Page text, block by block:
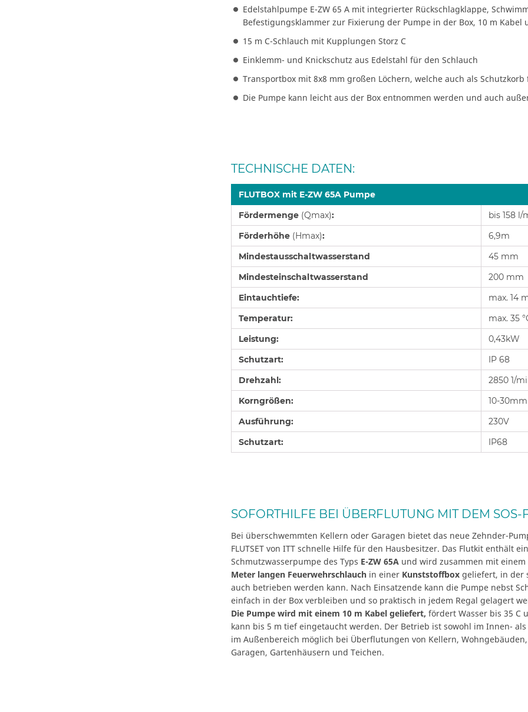
Edelstahlpumpe E-ZW 65 A mit integrierter Rückschlagklappe,
Befestigungsklammer zur Fixierung der Pumpe in der Box, 10 m Kabel
15 m C-Schlauch mit Kupplungen Storz C
Einklemm- und Knickschutz aus Edelstahl für den Schlauch
Transportbox mit 8x8 mm großen Löchern, welche auch als
Die Pumpe kann leicht aus der Box entnommen werden und auch
TECHNISCHE DATEN:
FLUTBOX mit E-ZW 65A Pumpe
Fördermenge (Qmax):
bis 158 l/
Förderhöhe (Hmax):
6,9m
Mindestausschaltwasserstand
45 mm
Mindesteinschaltwasserstand
200 mm
Eintauchtiefe:
max. 14
Temperatur:
max. 35
Leistung:
0,43kW
Schutzart:
IP 68
Drehzahl:
2850 1/
Korngrößen:
10-30mm
Ausführung:
230V
Schutzart:
IP68
SOFORTHILFE BEI ÜBERFLUTUNG MIT DEM SOS-
Bei überschwemmten Kellern oder Garagen bietet das neue Zehnder-
FLUTSET von ITT schnelle Hilfe für den Hausbesitzer. Das Flutkit enthält
Schmutzwasserpumpe des Typs E-ZW 65A und wird zusammen mit einem
Meter langen Feuerwehrschlauch in einer Kunststoffbox geliefert, in der
auch betrieben werden kann. Nach Einsatzende kann die Pumpe nebst
einfach in der Box verbleiben und so praktisch in jedem Regal gelagert
Die Pumpe wird mit einem 10 m Kabel geliefert, fördert Wasser bis 35 C
kann bis 5 m tief eingetaucht werden. Der Betrieb ist sowohl im Innen- als
im Außenbereich möglich bei Überflutungen von Kellern, Wohngebäuden,
Garagen, Gartenhäusern und Teichen.